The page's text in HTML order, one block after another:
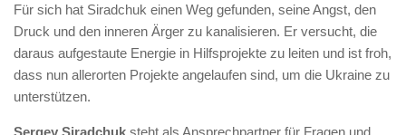
Für sich hat Siradchuk einen Weg gefunden, seine Angst, den
Druck und den inneren Ärger zu kanalisieren. Er versucht, die
daraus aufgestaute Energie in Hilfsprojekte zu leiten und ist froh,
dass nun allerorten Projekte angelaufen sind, um die Ukraine zu
unterstützen.
Sergey Siradchuk steht als Ansprechpartner für Fragen und